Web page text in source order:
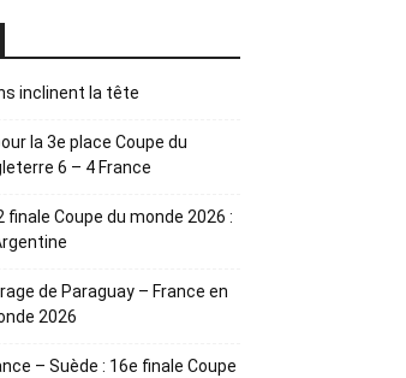
inclinent la tête
la 3e place Coupe du
6 – 4 France
finale Coupe du monde 2026 :
de Paraguay – France en
2026
– Suède : 16e finale Coupe